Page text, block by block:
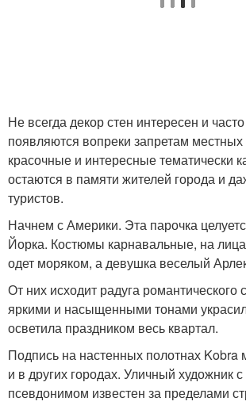
Не всегда декор стен интересен и
появляются вопреки запретам
красочные и интересные тематически
остаются в памяти жителей города и
туристов.
Начнем с Америки. Эта парочка
Йорка. Костюмы карнавальные, на
одет моряком, а девушка веселый
От них исходит радуга романтического
яркими и насыщенными тонами
осветила праздником весь квартал.
Подпись на настенных полотнах Kobra
и в других городах. Уличный художник с
псевдонимом известен за пределами